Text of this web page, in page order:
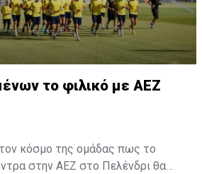
το φιλικό με ΑΕΖ
κόσμο της ομάδας πως το
στην ΑΕΖ στο Πελένδρι θα